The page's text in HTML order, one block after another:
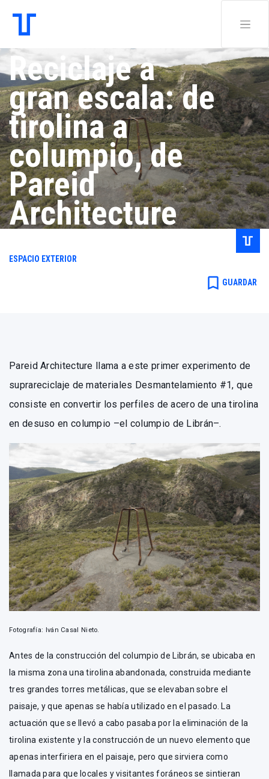
Reciclaje a
gran escala: de
tirolina a
columpio, de
Pareid
Architecture
Redacción .
ESPACIO EXTERIOR
bookmark_border GUARDAR
Pareid Architecture llama a este primer experimento de
suprareciclaje de materiales Desmantelamiento #1, que
consiste en convertir los perfiles de acero de una tirolina
en desuso en columpio –el columpio de Librán–.
Fotografía: Iván Casal Nieto.
Antes de la construcción del columpio de Librán, se ubicaba en
la misma zona una tirolina abandonada, construida mediante
tres grandes torres metálicas, que se elevaban sobre el
paisaje, y que apenas se había utilizado en el pasado. La
actuación que se llevó a cabo pasaba por la eliminación de la
tirolina existente y la construcción de un nuevo elemento que
apenas interfiriera en el paisaje, pero que sirviera como
llamada para que locales y visitantes foráneos se sintieran